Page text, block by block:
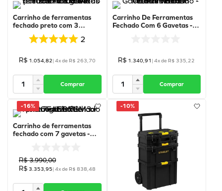
Carrinho de ferramentas
fechado preto com 3
gavetas cinzas - C-06-PR -
1196 - FERCAR
2
R$ 1.054,82| 4x de R$ 263,70
Comprar
Carrinho De Ferramentas
Fechado Com 6 Gavetas -
R$ 1.340,91 |4x deR$ 335,22
Comprar
-16%
Carrinho de ferramentas
fechado com 7 gavetas -
R$3.990,00
R$ 3.353,95| 4x de R$ 838,48
-10%